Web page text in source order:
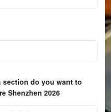
section do you want to
Shenzhen 2026